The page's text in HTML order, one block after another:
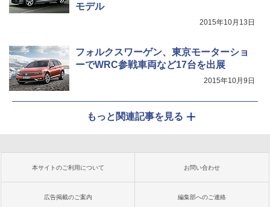
モデル
2015年10月13日
フォルクスワーゲン、東京モーターショ
ーでWRC参戦車両など17台を出展
2015年10月9日
もっと関連記事を見る
本サイトのご利用について お問い合わせ
広告掲載のご案内 編集部へのご連絡